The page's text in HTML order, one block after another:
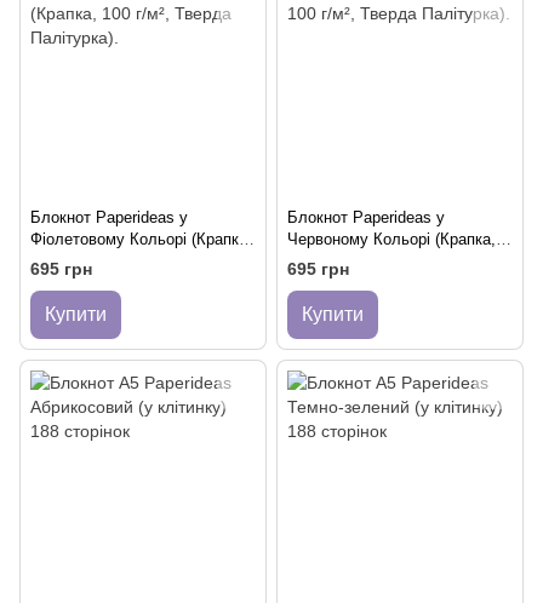
Блокнот Paperideas у
Фіолетовому Кольорі (Крапка,
100 г/м², Тверда Палітурка).
695 грн
Купити
Блокнот Paperideas у
Червоному Кольорі (Крапка,
100 г/м², Тверда Палітурка).
695 грн
Купити